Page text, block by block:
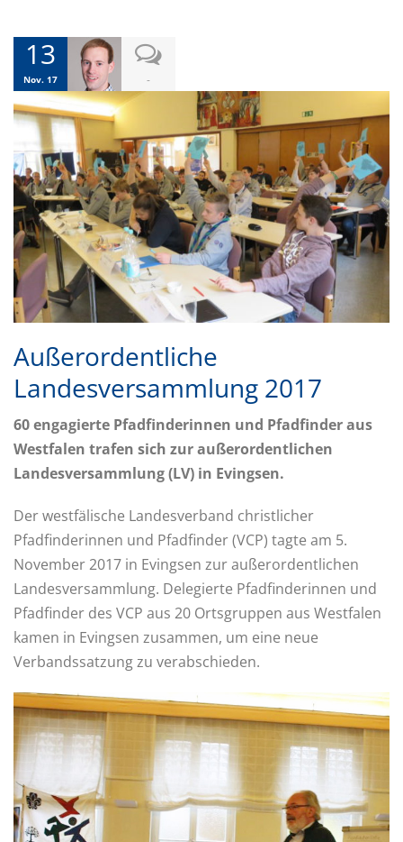
13
Nov. 17 -
Außerordentliche
Landesversammlung 2017
60 engagierte Pfadfinderinnen und Pfadfinder aus
Westfalen trafen sich zur außerordentlichen
Landesversammlung (LV) in Evingsen.
Der westfälische Landesverband christlicher
Pfadfinderinnen und Pfadfinder (VCP) tagte am 5.
November 2017 in Evingsen zur außerordentlichen
Landesversammlung. Delegierte Pfadfinderinnen und
Pfadfinder des VCP aus 20 Ortsgruppen aus Westfalen
kamen in Evingsen zusammen, um eine neue
Verbandssatzung zu verabschieden.